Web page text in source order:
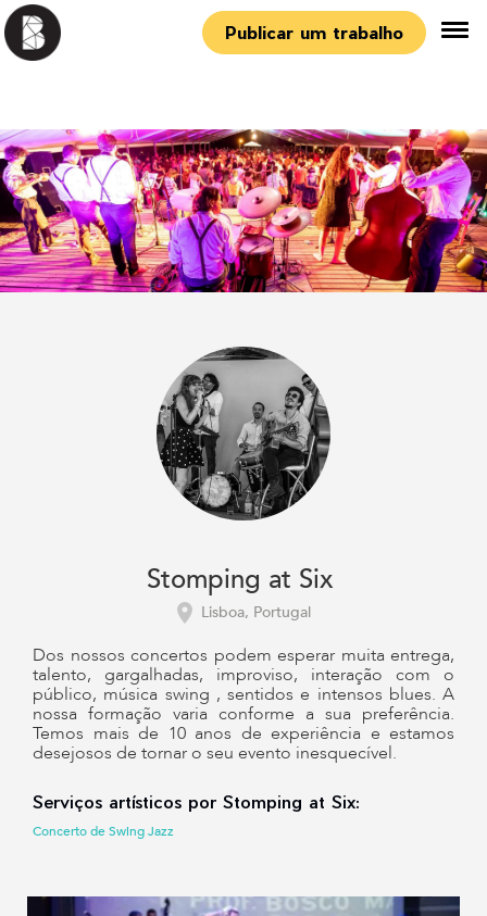
Publicar um trabalho
Stomping at Six
Lisboa, Portugal
Dos nossos concertos podem esperar muita entrega,
talento, gargalhadas, improviso, interação com o
público, música swing , sentidos e intensos blues. A
nossa formação varia conforme a sua preferência.
Temos mais de 10 anos de experiência e estamos
desejosos de tornar o seu evento inesquecível.
Serviços artísticos por Stomping at Six:
Concerto de Swing Jazz